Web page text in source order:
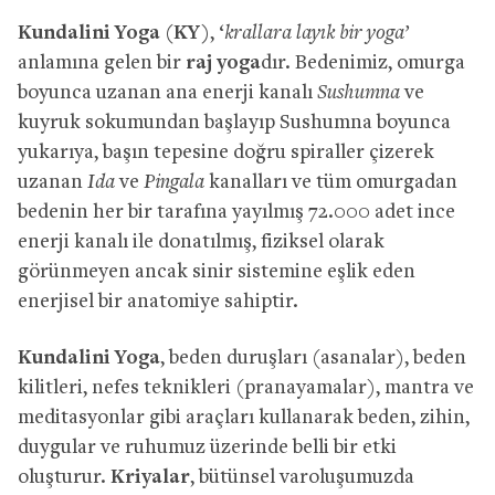
Kundalini Yoga (KY), ‘krallara layık bir yoga’
anlamına gelen bir raj yogadır. Bedenimiz, omurga
boyunca uzanan ana enerji kanalı Sushumnave
kuyruk sokumundan başlayıp Sushumna boyunca
yukarıya, başın tepesine doğru spiraller çizerek
uzanan Idave Pingala kanalları ve tüm omurgadan
bedenin her bir tarafına yayılmış 72.000 adet ince
enerji kanalı ile donatılmış, fiziksel olarak
görünmeyen ancak sinir sistemine eşlik eden
enerjisel bir anatomiye sahiptir.
Kundalini Yoga, beden duruşları (asanalar), beden
kilitleri, nefes teknikleri (pranayamalar), mantra ve
meditasyonlar gibi araçları kullanarak beden, zihin,
duygular ve ruhumuz üzerinde belli bir etki
oluşturur. Kriyalar, bütünsel varoluşumuzda